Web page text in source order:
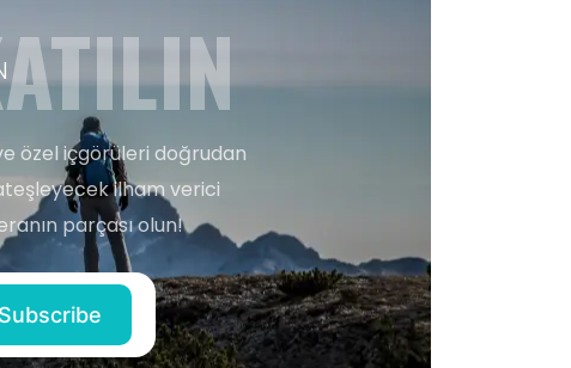
özel içgörüleri doğrudan
ilham verici
parçası olun!